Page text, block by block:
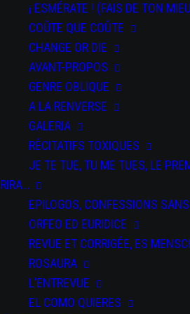
¡ ESMÉRATE ! (FAIS DE TON
COÛTE QUE COÛTE
CHANGE OR DIE
AVANT-PROPOS
GENRE OBLIQUE
A LA RENVERSE
GALERIA
RÉCITATIFS TOXIQUES
JE TE TUE, TU ME TUES, LE
RIRA…
EPILOGOS, CONFESSIONS
ORFEO ED EURIDICE
REVUE ET CORRIGÉE, ES
ROSAURA
L’ENTREVUE
EL COMO QUIERES
16 Avr
2022
18 h 00 min
SPECTACLES
Odisea
Odisea